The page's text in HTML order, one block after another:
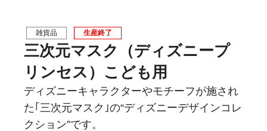
雑貨品 生産終了
三次元マスク（ディズニープ
リンセス）こども用
ディズニーキャラクターやモチーフが施され
た｢三次元マスク｣の“ディズニーデザインコレ
クション”です。